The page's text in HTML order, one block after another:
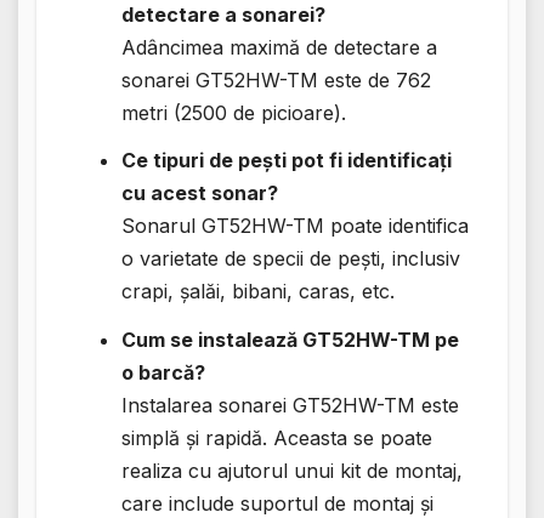
detectare a sonarei?
Adâncimea maximă de detectare a
sonarei GT52HW-TM este de 762
metri (2500 de picioare).
Ce tipuri de pești pot fi identificați
cu acest sonar?
Sonarul GT52HW-TM poate identifica
o varietate de specii de pești, inclusiv
crapi, șalăi, bibani, caras, etc.
Cum se instalează GT52HW-TM pe
o barcă?
Instalarea sonarei GT52HW-TM este
simplă și rapidă. Aceasta se poate
realiza cu ajutorul unui kit de montaj,
care include suportul de montaj și